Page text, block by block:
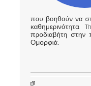
που βοηθούν να
καθημερινότητα.
προδιαβήτη στην
Ομορφιά.